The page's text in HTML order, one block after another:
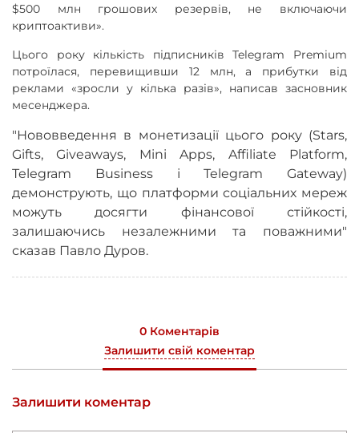
$500 млн грошових резервів, не включаючи
криптоактиви».
Цього року кількість підписників Telegram Premium
потроїлася, перевищивши 12 млн, а прибутки від
реклами «зросли у кілька разів», написав засновник
месенджера.
"Нововведення в монетизації цього року (Stars,
Gifts, Giveaways, Mini Apps, Affiliate Platform,
Telegram Business і Telegram Gateway)
демонструють, що платформи соціальних мереж
можуть досягти фінансової стійкості,
залишаючись незалежними та поважними"
сказав Павло Дуров.
0 Коментарів
Залишити свій коментар
Залишити коментар